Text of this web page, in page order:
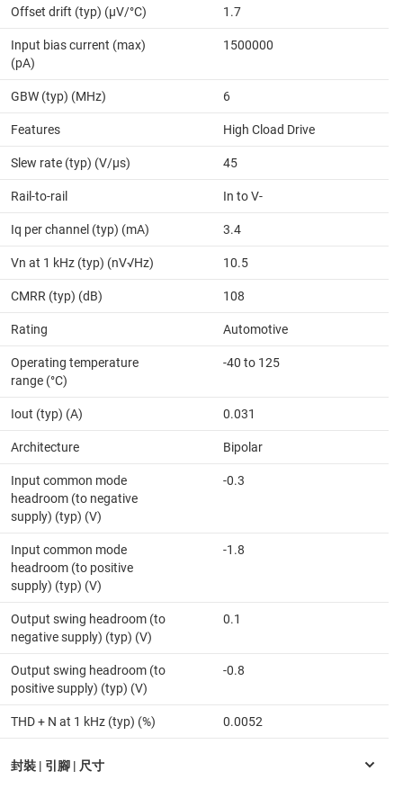
Offset drift (typ) (µV/°C) 1.7
Input bias current (max)
(pA)
1500000
GBW (typ) (MHz) 6
Features High Cload Drive
Slew rate (typ) (V/µs) 45
Rail-to-rail In to V-
Iq per channel (typ) (mA) 3.4
Vn at 1 kHz (typ) (nV√Hz) 10.5
CMRR (typ) (dB) 108
Rating Automotive
Operating temperature
range (°C)
-40 to 125
Iout (typ) (A) 0.031
Architecture Bipolar
Input common mode
headroom (to negative
supply) (typ) (V)
-0.3
Input common mode
headroom (to positive
supply) (typ) (V)
-1.8
Output swing headroom (to
negative supply) (typ) (V)
0.1
Output swing headroom (to
positive supply) (typ) (V)
-0.8
THD + N at 1 kHz (typ) (%) 0.0052